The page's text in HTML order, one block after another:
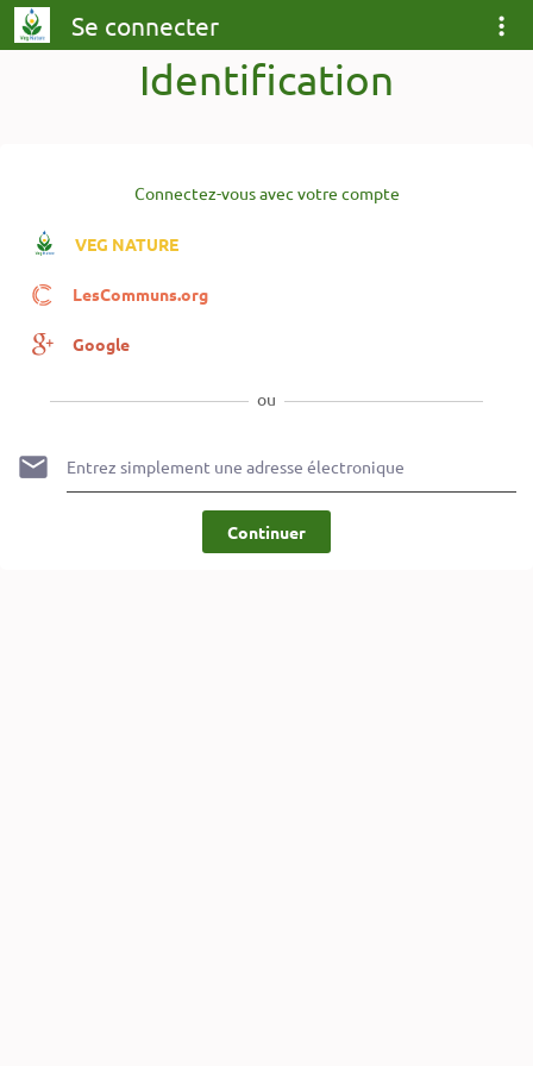
Se connecter
Identification
Connectez-vous avec votre compte
VEG NATURE
LesCommuns.org
Google
ou
Continuer